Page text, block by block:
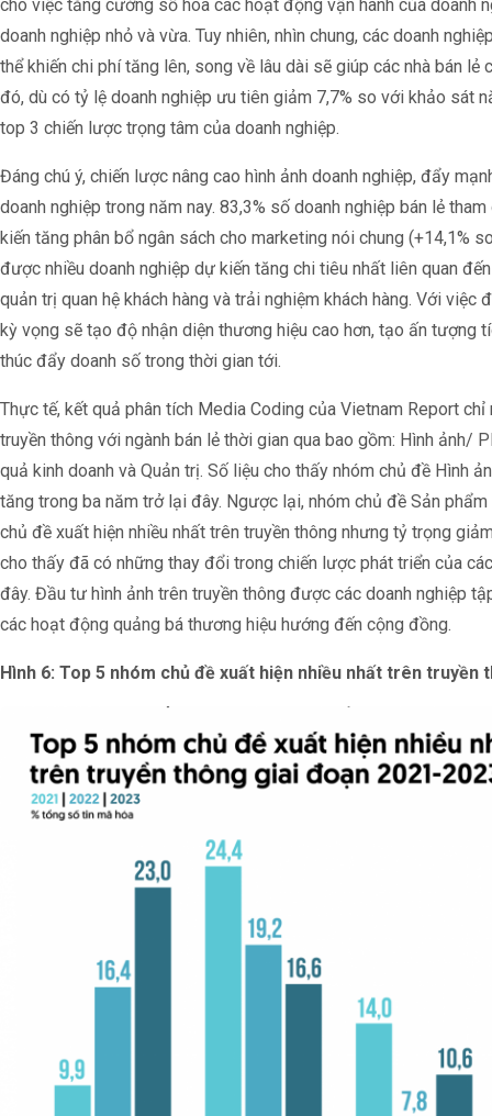
cho việc tăng cường số hóa các hoạt động vận hành của doanh
doanh nghiệp nhỏ và vừa. Tuy nhiên, nhìn chung, các doanh
thể khiến chi phí tăng lên, song về lâu dài sẽ giúp các nhà bán
đó, dù có tỷ lệ doanh nghiệp ưu tiên giảm 7,7% so với khảo sát
top 3 chiến lược trọng tâm của doanh nghiệp.
Đáng chú ý, chiến lược nâng cao hình ảnh doanh nghiệp, đẩy
doanh nghiệp trong năm nay. 83,3% số doanh nghiệp bán lẻ
kiến tăng phân bổ ngân sách cho marketing nói chung (+14,1%
được nhiều doanh nghiệp dự kiến tăng chi tiêu nhất liên quan
quản trị quan hệ khách hàng và trải nghiệm khách hàng. Với
kỳ vọng sẽ tạo độ nhận diện thương hiệu cao hơn, tạo ấn tượng
thúc đẩy doanh số trong thời gian tới.
Thực tế, kết quả phân tích Media Coding của Vietnam Report
truyền thông với ngành bán lẻ thời gian qua bao gồm: Hình ảnh/
quả kinh doanh và Quản trị. Số liệu cho thấy nhóm chủ đề Hình
tăng trong ba năm trở lại đây. Ngược lại, nhóm chủ đề Sản
chủ đề xuất hiện nhiều nhất trên truyền thông nhưng tỷ trọng
cho thấy đã có những thay đổi trong chiến lược phát triển của
đây. Đầu tư hình ảnh trên truyền thông được các doanh nghiệp
các hoạt động quảng bá thương hiệu hướng đến cộng đồng.
Hình 6: Top 5 nhóm chủ đề xuất hiện nhiều nhất trên truyền